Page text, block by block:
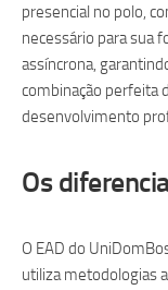
presencial no polo,
necessário para sua
assíncrona,
combinação perfeita
desenvolvimento
Os
O EAD do
utiliza metodologias